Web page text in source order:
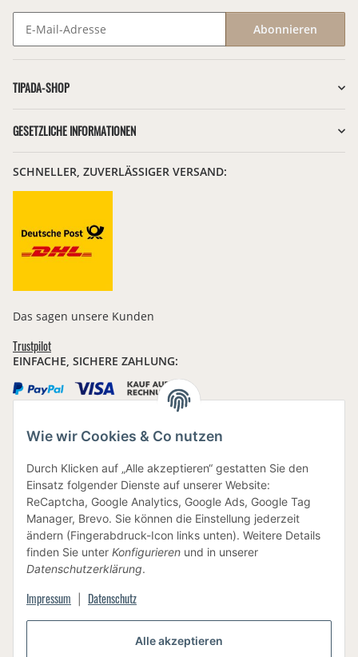
Alle akzeptieren
Wie wir Cookies & Co nutzen
Durch Klicken auf „Alle akzeptieren“ gestatten Sie den
Einsatz folgender Dienste auf unserer Website:
ReCaptcha, Google Analytics, Google Ads, Google Tag
Manager, Brevo. Sie können die Einstellung jederzeit
ändern (Fingerabdruck-Icon links unten). Weitere Details
finden Sie unter Konfigurieren und in unserer
Datenschutzerklärung.
Impressum Datenschutz
Abonnieren
TIPADA-SHOP
GESETZLICHE INFORMATIONEN
SCHNELLER, ZUVERLÄSSIGER VERSAND:
Das sagen unsere Kunden
Trustpilot
EINFACHE, SICHERE ZAHLUNG:
BEWUSSTE VERPACKUNG
Vertrag widerrufen